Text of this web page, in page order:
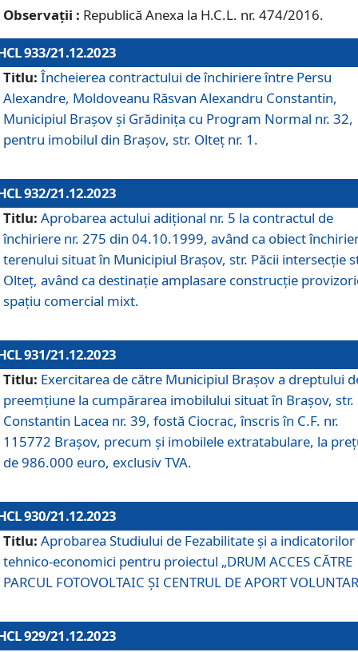
Observații : Republică Anexa la H.C.L. nr. 474/2016.
933/21.12.2023
Titlu: Încheierea contractului de închiriere între Persu
Alexandre, Moldoveanu Răsvan Alexandru Constantin,
Municipiul Braşov şi Grădinița cu Program Normal nr. 32,
pentru imobilul din Brașov, str. Olteț nr. 1.
932/21.12.2023
Titlu: Aprobarea actului adițional nr. 5 la contractul de
închiriere nr. 275 din 04.10.1999, având ca obiect
terenului situat în Municipiul Brașov, str. Păcii intersecție
Olteț, având ca destinație amplasare construcție
spațiu comercial mixt.
931/21.12.2023
Titlu: Exercitarea de către Municipiul Brașov a dreptului
preemțiune la cumpărarea imobilului situat în Brașov, str.
Constantin Lacea nr. 39, fostă Ciocrac, înscris în C.F. nr.
115772 Brașov, precum și imobilele extratabulare, la
de 986.000 euro, exclusiv TVA.
930/21.12.2023
Titlu: Aprobarea Studiului de Fezabilitate și a indicatorilor
tehnico-economici pentru proiectul „DRUM ACCES CĂTRE
PARCUL FOTOVOLTAIC ȘI CENTRUL DE APORT
929/21.12.2023